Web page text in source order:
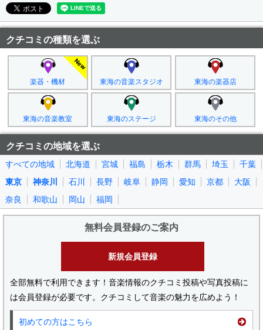
クチコミの種類を選ぶ
楽器・機材 東海の音楽スタジオ 東海の楽器店
東海の音楽教室 東海のステージ 東海のその他
クチコミの地域を選ぶ
すべての地域 北海道 宮城 福島 栃木 群馬 埼玉
千葉
東京
神奈川 石川 長野 岐阜 静岡 愛知 京都
大阪
奈良
和歌山 岡山 福岡
無料会員登録のご案内
新規会員登録
全部無料で利用できます！音楽情報のクチコミ投稿や写真投稿に
は会員登録が必要です。クチコミして音楽の魅力を広めよう！
初めての方はこちら